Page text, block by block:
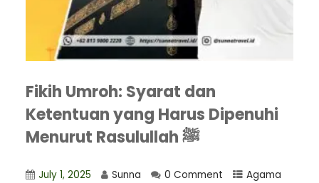
Fikih Umroh: Syarat dan
Ketentuan yang Harus Dipenuhi
Menurut Rasulullah ﷺ
July 1, 2025 Sunna 0 Comment
Agama